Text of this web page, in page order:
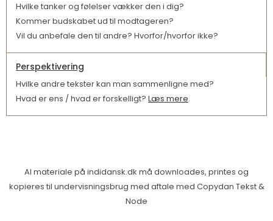
Hvilke tanker og følelser vækker den i dig?
Kommer budskabet ud til modtageren?
Vil du anbefale den til andre? Hvorfor/hvorfor ikke?
Perspektivering
Hvilke andre tekster kan man sammenligne med?
Hvad er ens / hvad er forskelligt? Læs mere.
Al materiale på indidansk.dk må downloades, printes og
kopieres til undervisningsbrug med aftale med Copydan Tekst &
Node